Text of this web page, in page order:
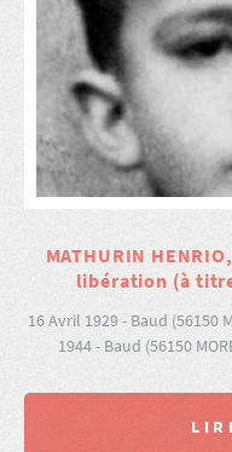
MATHURIN
libération (à
16 Avril 1929 - Baud (56150
1944 - Baud (56150